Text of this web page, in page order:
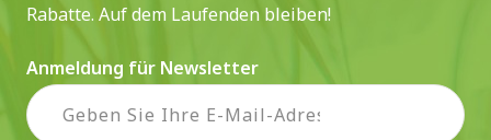
Rabatte. Auf dem Laufenden bleiben!
Anmeldung für Newsletter